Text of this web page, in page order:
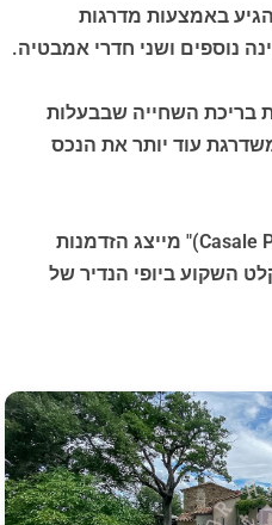
באמצעות מדרגות
נוספים ושני חדרי אמבטיה.
בריכת השחייה שבבעלות
עוד יותר את הנכס
"קסאל פוגיו רוזה (Casale Poggio Rosa)" מייצג הזדמנות
השקוע ביופי הנדיר של